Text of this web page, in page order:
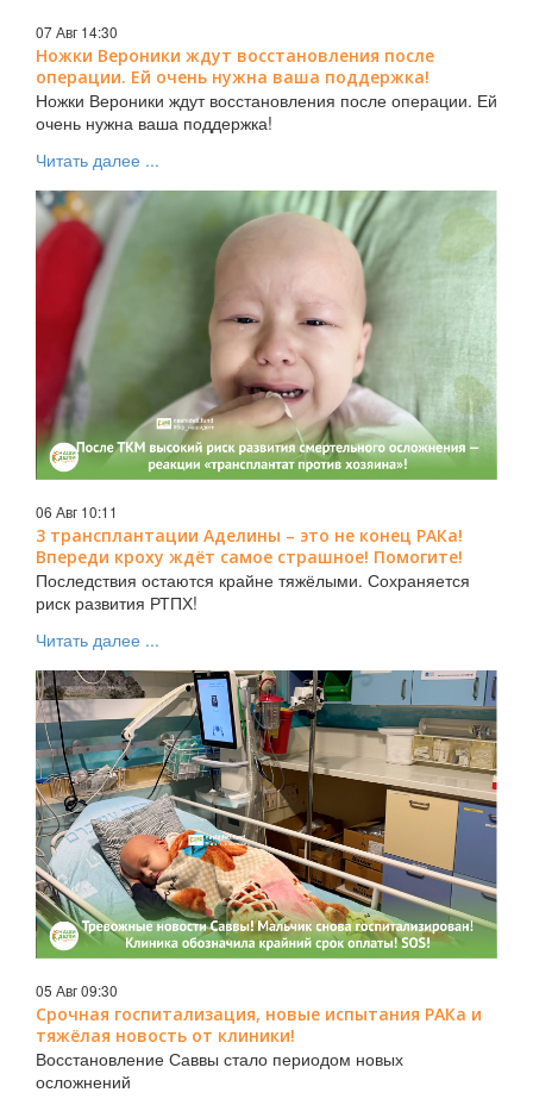
07 Авг 14:30
Ножки Вероники ждут восстановления после
операции. Ей очень нужна ваша поддержка!
Ножки Вероники ждут восстановления после операции. Ей
очень нужна ваша поддержка!
Читать далее ...
06 Авг 10:11
3 трансплантации Аделины – это не конец РАКа!
Впереди кроху ждёт самое страшное! Помогите!
Последствия остаются крайне тяжёлыми. Сохраняется
риск развития РТПХ!
Читать далее ...
05 Авг 09:30
Срочная госпитализация, новые испытания РАКа и
тяжёлая новость от клиники!
Восстановление Саввы стало периодом новых
осложнений